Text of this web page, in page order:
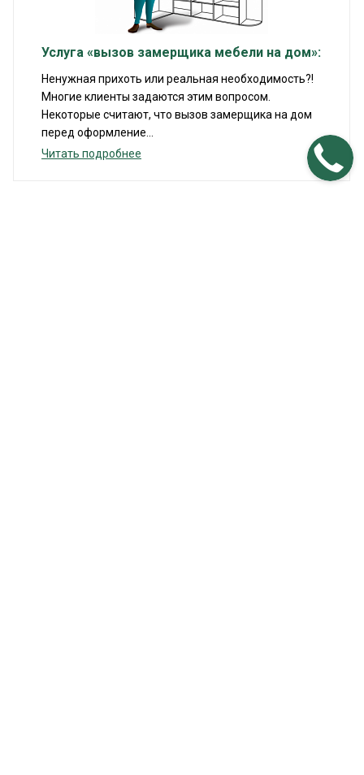
Услуга «вызов замерщика мебели на дом»:
Ненужная прихоть или реальная необходимость?!
Многие клиенты задаются этим вопросом.
Некоторые считают, что вызов замерщика на дом
перед оформление...
Читать подробнее